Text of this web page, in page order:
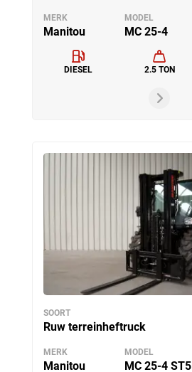
MERK
Manitou
MODEL
MC 25-4
DIESEL 2.5 TON
SOORT
Ruw terreinheftruck
MERK
Manitou
MODEL
MC 25-4 ST5